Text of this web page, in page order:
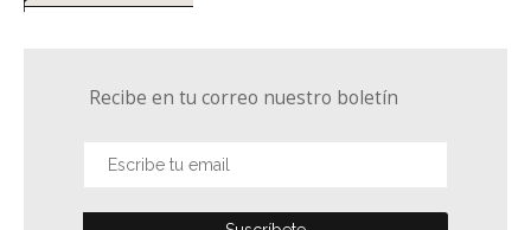
Recibe en tu correo nuestro boletín